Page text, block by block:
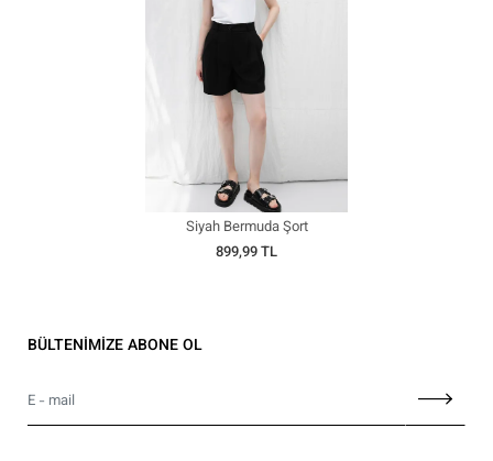
Siyah Bermuda Şort
899,99 TL
BÜLTENİMİZE ABONE OL